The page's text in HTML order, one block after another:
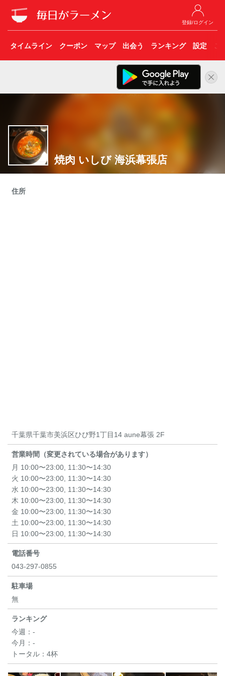
登録/ログイン
タイムライン クーポン マップ 出会う ランキング 設定 こ
焼肉 いしび 海浜幕張店
住所
千葉県千葉市美浜区ひび野1丁目14 aune幕張 2F
営業時間（変更されている場合があります）
月 10:00〜23:00, 11:30〜14:30
火 10:00〜23:00, 11:30〜14:30
水 10:00〜23:00, 11:30〜14:30
木 10:00〜23:00, 11:30〜14:30
金 10:00〜23:00, 11:30〜14:30
土 10:00〜23:00, 11:30〜14:30
日 10:00〜23:00, 11:30〜14:30
電話番号
043-297-0855
駐車場
無
ランキング
今週： -
今月： -
トータル： 4杯